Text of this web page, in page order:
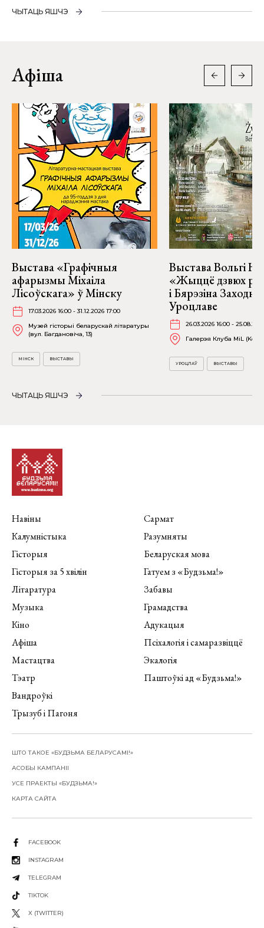
ЧЫТАЦЬ ЯШЧЭ
Афіша
Выстава «Графічныя
афарызмы Міхаіла
Лісоўскага» ў Мінску
17.03.2026 16:00 - 31.12.2026 17:00
Музей гісторыі беларускай літаратуры
(вул. Багдановіча, 13)
МІНСК ВЫСТАВЫ
Выстава Вольгі
«Жыццё дзвюх
і Бярэзіна
Уроцлаве
26.03.2026 16:00 -
Галерэя Клуба MiL
УРОЦЛАЎ ВЫСТАВЫ
ЧЫТАЦЬ ЯШЧЭ
Навіны
Калумністыка
Гісторыя
Гісторыя за 5 хвілін
Літаратура
Музыка
Кіно
Афіша
Мастацтва
Тэатр
Вандроўкі
Трызуб і Пагоня
Сармат
Разумняты
Беларуская мова
Гатуем з «Будзьма!»
Забавы
Грамадства
Адукацыя
Псіхалогія і самаразвіццё
Экалогія
Паштоўкі ад «Будзьма!»
ШТО ТАКОЕ «БУДЗЬМА БЕЛАРУСАМІ!»
АСОБЫ КАМПАНІІ
УСЕ ПРАЕКТЫ «БУДЗЬМА!»
КАРТА САЙТА
FACEBOOK
INSTAGRAM
TELEGRAM
TIKTOK
X (TWITTER)